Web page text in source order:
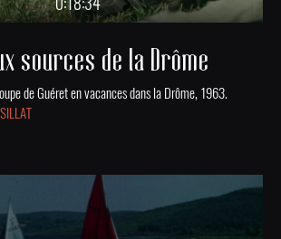
sources de la Drôme
de Guéret en vacances dans la Drôme, 1963.